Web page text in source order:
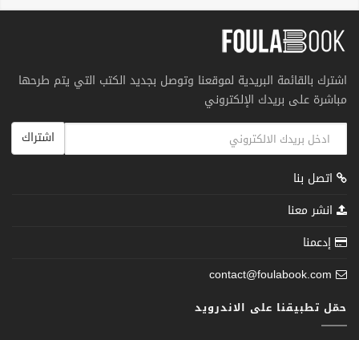
اشترك بالقائمة البريدية لموقعنا وتوصل بجديد الكتب التي يتم طرحها
مباشرة على بريدك الإلكتروني
اشتراك
اتصل بنا
انشر معنا
إدعمنا
contact@foulabook.com
حمّل تطبيقنا على الاندرويد